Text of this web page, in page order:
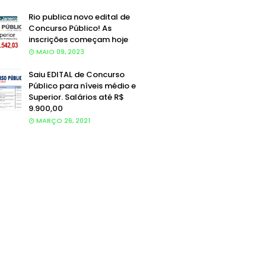
Rio publica novo edital de
Concurso Público! As
inscrições começam hoje
MAIO 09, 2023
Saiu EDITAL de Concurso
Público para níveis médio e
Superior. Salários até R$
9.900,00
MARÇO 26, 2021